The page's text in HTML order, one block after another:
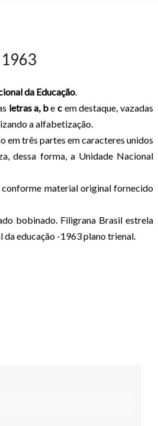
da Educação
letras a, bec em destaque, vazadas
a alfabetização.
três partes em caracteres unidos
dessa forma, a Unidade Nacional
conforme material original fornecido
bobinado. Filigrana Brasil estrela
educação -1963 plano trienal.